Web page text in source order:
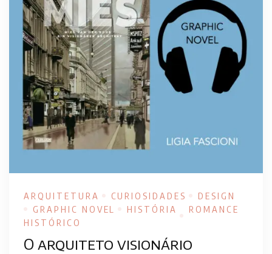
ARQUITETURA CURIOSIDADES
DESIGN
GRAPHIC NOVEL
HISTÓRIA
ROMANCE
HISTÓRICO
O arquiteto visionário